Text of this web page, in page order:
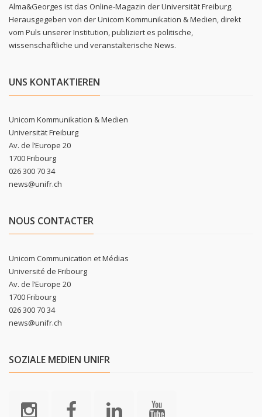
Alma&Georges ist das Online-Magazin der Universität Freiburg.
Herausgegeben von der Unicom Kommunikation & Medien, direkt
vom Puls unserer Institution, publiziert es politische,
wissenschaftliche und veranstalterische News.
UNS KONTAKTIEREN
Unicom Kommunikation & Medien
Universität Freiburg
Av. de l’Europe 20
1700 Fribourg
026 300 70 34
news@unifr.ch
NOUS CONTACTER
Unicom Communication et Médias
Université de Fribourg
Av. de l’Europe 20
1700 Fribourg
026 300 70 34
news@unifr.ch
SOZIALE MEDIEN UNIFR